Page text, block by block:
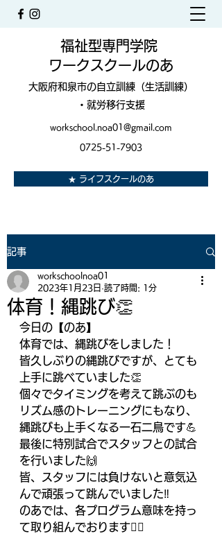
福祉型専門学院
ワークスクールのあ
大阪府和泉市の自立訓練（生活訓練）
・就労移行支援
workschool.noa01@gmail.com
0725-51-7903
★ ライフスクールのあ
記事
体育！縄跳び👏
workschoolnoa01
2023年1月23日 読了時間: 1分
今日の【のあ】
体育では、縄跳びをしました！
皆久しぶりの縄跳びですが、とても
上手に跳べていました👏
個々でタイミングを考えて跳ぶのも
リズム感のトレーニングにもなり、
縄跳びも上手くなる一石二鳥です💪
最後に特別試合でスタッフとの試合
を行いました🙌
皆、スタッフには負けないと意気込
んで頑張って跳んでいました‼️
のあでは、各プログラム意味を持っ
て取り組んでおります🙇‍♂️